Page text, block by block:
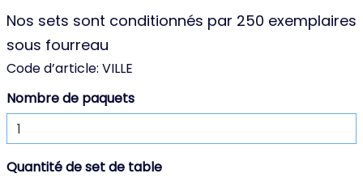
Nos sets sont conditionnés par 250 exemplaires
sous fourreau
Code d’article: VILLE
Nombre de paquets
Quantité de set de table